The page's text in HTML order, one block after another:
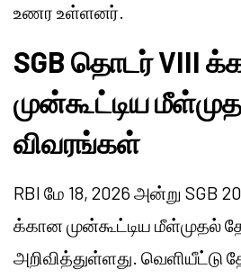
உணர உள்ளனர்.
SGB தொடர் VIII
முன்கூட்டிய
விவரங்கள்
RBI மே 18, 2026 அன்று SGB
க்கான முன்கூட்டிய மீள்முதல்
அறிவித்துள்ளது. வெளியீட்டு